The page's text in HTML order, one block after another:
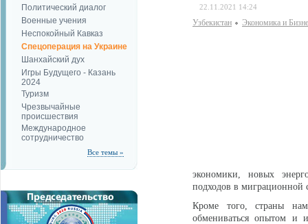
Политический диалог
Военные учения
Неспокойный Кавказ
Спецоперация на Украине
Шанхайский дух
Игры Будущего - Казань
2024
Туризм
Чрезвычайные
происшествия
Международное
сотрудничество
Все темы »
22.11.2021 14:24
Узбекистан Экономика и
экономики, новых
подходов в миграционной
Кроме того, страны
обмениваться опытом и